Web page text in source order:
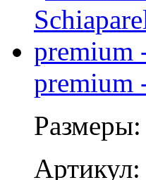
premium
Размеры: